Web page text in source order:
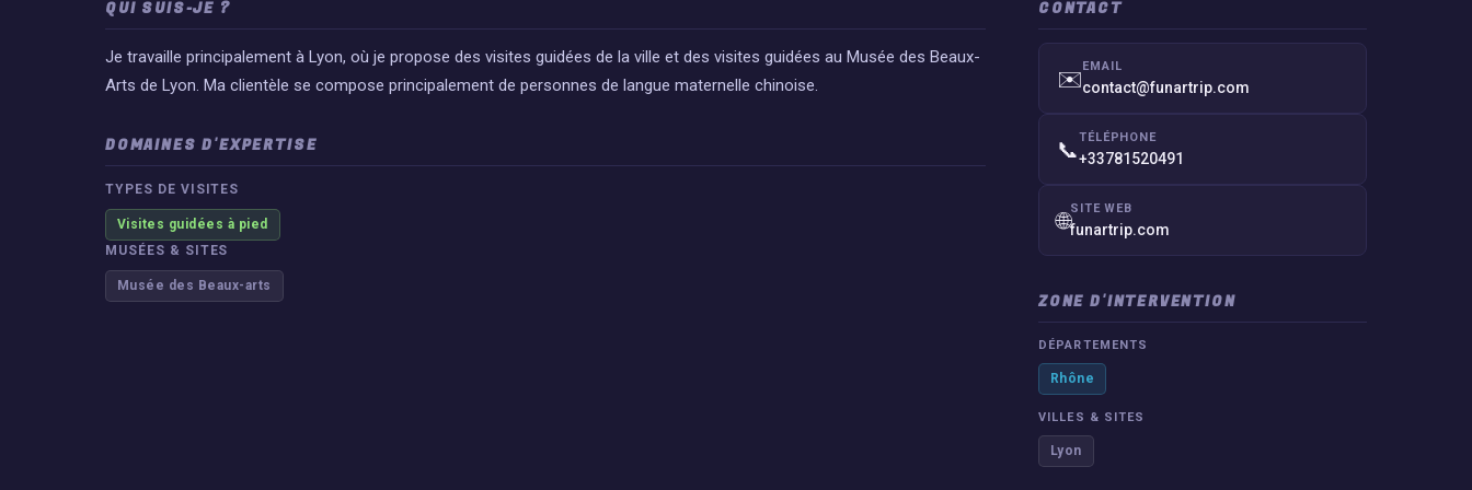
QUI SUIS-JE ?
Je travaille principalement à Lyon, où je propose des visites guidées de la ville et des visites guidées au Musée des Beaux-
Arts de Lyon. Ma clientèle se compose principalement de personnes de langue maternelle chinoise.
DOMAINES D'EXPERTISE
TYPES DE VISITES
Visites guidées à pied
MUSÉES & SITES
Musée des Beaux-arts
CONTACT
✉️EMAIL
contact@funartrip.com
📞TÉLÉPHONE
+33781520491
🌐SITE WEB
funartrip.com
ZONE D'INTERVENTION
DÉPARTEMENTS
Rhône
VILLES & SITES
Lyon